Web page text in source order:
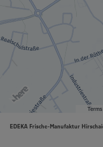
EDEKA Frische-Manufaktur